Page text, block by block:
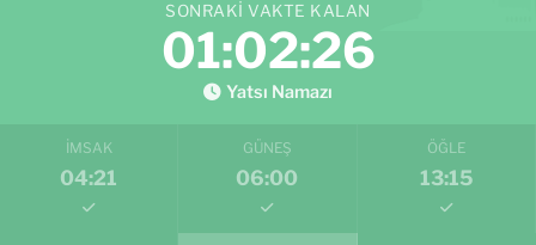
SONRAKI VAKTE KALAN
01:02:25
Yatsı Namazı
İMSAK
04:21
GÜNEŞ
06:00
ÖĞLE
13:15